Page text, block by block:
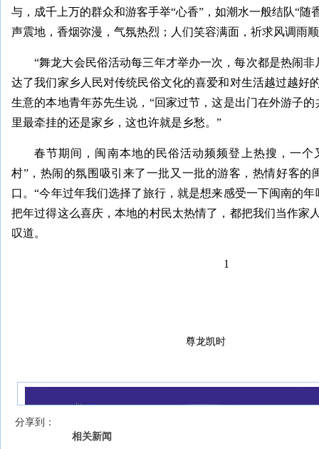
与，成千上万的群众和游客手举“心香”，如潮水一般结队“随
声震地，香烟弥漫，气氛热烈；人们笑容满面，祈求风调雨
“舞龙大会民俗活动每三年才举办一次，每次都是热闹
达了我们家乡人民对传统民俗文化的喜爱和对生活越过越好
生意的本地青年苏先生说，“回家过节，这是出门在外游子
里最牵挂的还是家乡，这也许就是乡愁。”
春节期间，闽南本地的民俗活动频频登上热搜，一个
村”，热闹的氛围吸引来了一批又一批的游客，热情好客的
口。“今年过年我们选择了旅行，就是想来感受一下闽南的
把年过得这么喜庆，本地的村民太热情了，都把我们当作家
叹道。
1
尊龙凯时
分享到：
相关新闻